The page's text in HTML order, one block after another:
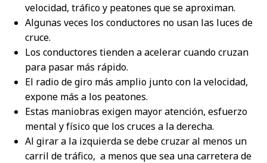
velocidad, tráfico y peatones que se aproximan.
Algunas veces los conductores no usan las luces de
cruce.
Los conductores tienden a acelerar cuando cruzan
para pasar más rápido.
El radio de giro más amplio junto con la velocidad,
expone más a los peatones.
Estas maniobras exigen mayor atención, esfuerzo
mental y físico que los cruces a la derecha.
Al girar a la izquierda se debe cruzar al menos un
carril de tráfico, a menos que sea una carretera de